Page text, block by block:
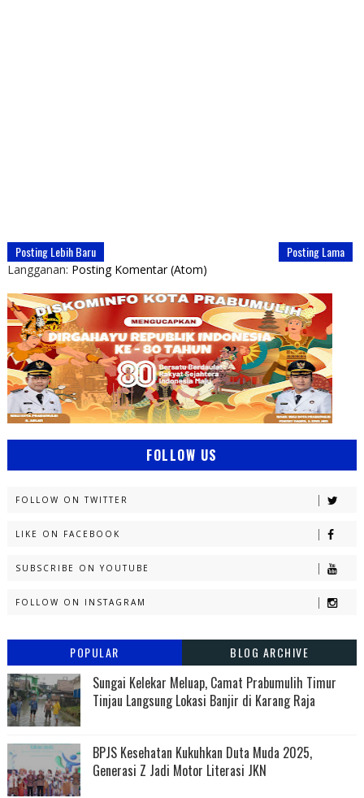
Posting Lebih Baru Posting Lama
Langganan: Posting Komentar (Atom)
FOLLOW US
FOLLOW ON TWITTER
LIKE ON FACEBOOK
SUBSCRIBE ON YOUTUBE
FOLLOW ON INSTAGRAM
POPULAR BLOG ARCHIVE
Sungai Kelekar Meluap, Camat Prabumulih Timur
Tinjau Langsung Lokasi Banjir di Karang Raja
BPJS Kesehatan Kukuhkan Duta Muda 2025,
Generasi Z Jadi Motor Literasi JKN